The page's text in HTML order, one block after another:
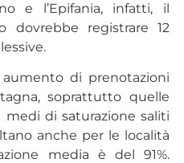
e l’Epifania, infatti, il
dovrebbe registrare 12
di prenotazioni
soprattutto quelle
medi di saturazione saliti
anche per le località
media è del 91%.